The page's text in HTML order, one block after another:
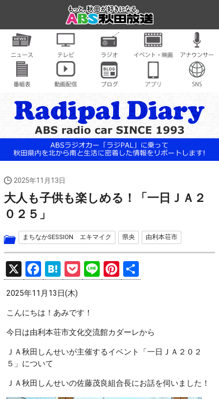
2025年11月13日
大人も子供も楽しめる！「一日ＪＡ２
０２５」
まちなかSESSION エキマイク 県央 由利本荘市
X
F
a
ce
b
o
o
k
H
at
e
n
a
P
o
et
Li
n
Pi
nt
t
有
2025年11月13日(木)
こんにちは！あみです！
今日は由利本荘市文化交流館カダーレから
ＪＡ秋田しんせいが主催するイベント「一日ＪＡ２０２
５」について
ＪＡ秋田しんせいの佐藤茂良組合長にお話を伺いました！